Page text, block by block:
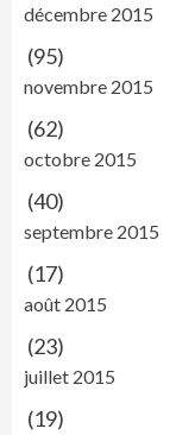
décembre 2015
(95)
novembre 2015
(62)
octobre 2015
(40)
septembre 2015
(17)
août 2015
(23)
juillet 2015
(19)